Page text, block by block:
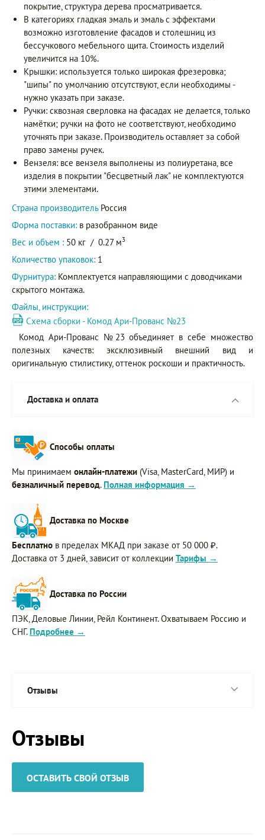
покрытие, структура дерева просматривается.
В категориях гладкая эмаль и эмаль с эффектами
возможно изготовление фасадов и столешниц из
бессучкового мебельного щита. Стоимость изделий
увеличится на 10%.
Крышки: используется только широкая фрезеровка;
"шипы" по умолчанию отсутствуют, если необходимы -
нужно указать при заказе.
Ручки: сквозная сверловка на фасадах не делается, только
намётки; ручки на фото не соответствуют, необходимо
уточнять при заказе. Производитель оставляет за собой
право замены ручек.
Вензеля: все вензеля выполнены из полиуретана, все
изделия в покрытии "бесцветный лак" не комплектуются
этими элементами.
Страна производитель Россия
Форма поставки: в разобранном виде
Вес и объем : 50 кг / 0.27 м3
Количество упаковок: 1
Фурнитура: Комплектуется направляющими с доводчиками
скрытого монтажа.
Файлы, инструкции:
Схема сборки - Комод Ари-Прованс №23
Комод Ари-Прованс №23 объединяет в себе множество
полезных качеств: эксклюзивный внешний вид и
оригинальную стилистику, оттенок роскоши и практичность.
Доставка и оплата
Способы оплаты
Мы принимаем онлайн-платежи (Visa, MasterCard, МИР) и
безналичный перевод. Полная информация →
Доставка по Москве
Бесплатно в пределах МКАД при заказе от 50 000 ₽.
Доставка от 3 дней, зависит от коллекции Тарифы →
Доставка по России
ПЭК, Деловые Линии, Рейл Континент. Охватываем Россию и
СНГ. Подробнее →
Отзывы
Отзывы
ОСТАВИТЬ СВОЙ ОТЗЫВ